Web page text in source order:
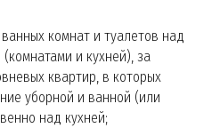
комнат и туалетов над
и кухней), за
квартир, в которых
уборной и ванной (или
над кухней;